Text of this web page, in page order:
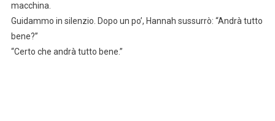
macchina.
Guidammo in silenzio. Dopo un po’, Hannah sussurrò: “Andrà tutto
bene?”
“Certo che andrà tutto bene.”